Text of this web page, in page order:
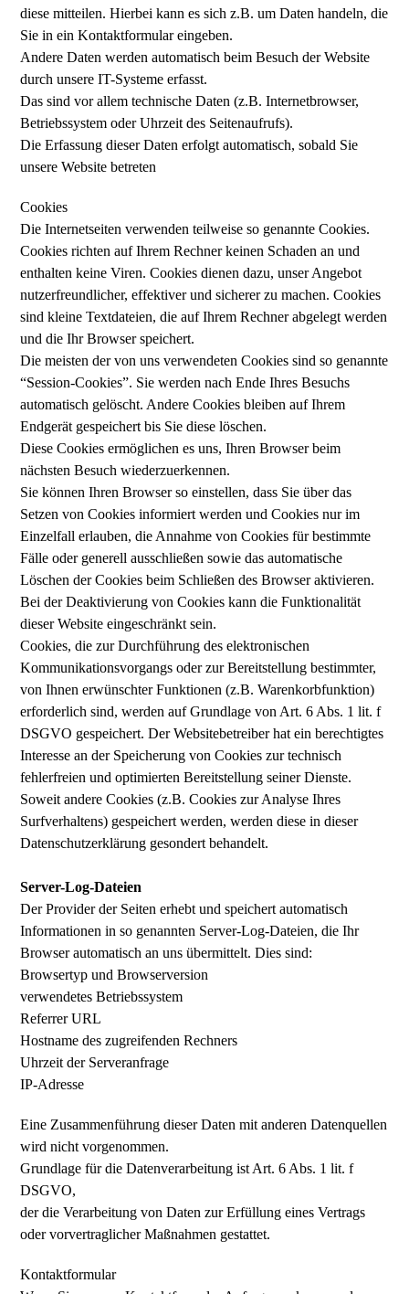
diese mitteilen. Hierbei kann es sich z.B. um Daten handeln, die
Sie in ein Kontaktformular eingeben.
Andere Daten werden automatisch beim Besuch der Website
durch unsere IT-Systeme erfasst.
Das sind vor allem technische Daten (z.B. Internetbrowser,
Betriebssystem oder Uhrzeit des Seitenaufrufs).
Die Erfassung dieser Daten erfolgt automatisch, sobald Sie
unsere Website betreten
Cookies
Die Internetseiten verwenden teilweise so genannte Cookies.
Cookies richten auf Ihrem Rechner keinen Schaden an und
enthalten keine Viren. Cookies dienen dazu, unser Angebot
nutzerfreundlicher, effektiver und sicherer zu machen. Cookies
sind kleine Textdateien, die auf Ihrem Rechner abgelegt werden
und die Ihr Browser speichert.
Die meisten der von uns verwendeten Cookies sind so genannte
“Session-Cookies”. Sie werden nach Ende Ihres Besuchs
automatisch gelöscht. Andere Cookies bleiben auf Ihrem
Endgerät gespeichert bis Sie diese löschen.
Diese Cookies ermöglichen es uns, Ihren Browser beim
nächsten Besuch wiederzuerkennen.
Sie können Ihren Browser so einstellen, dass Sie über das
Setzen von Cookies informiert werden und Cookies nur im
Einzelfall erlauben, die Annahme von Cookies für bestimmte
Fälle oder generell ausschließen sowie das automatische
Löschen der Cookies beim Schließen des Browser aktivieren.
Bei der Deaktivierung von Cookies kann die Funktionalität
dieser Website eingeschränkt sein.
Cookies, die zur Durchführung des elektronischen
Kommunikationsvorgangs oder zur Bereitstellung bestimmter,
von Ihnen erwünschter Funktionen (z.B. Warenkorbfunktion)
erforderlich sind, werden auf Grundlage von Art. 6 Abs. 1 lit. f
DSGVO gespeichert. Der Websitebetreiber hat ein berechtigtes
Interesse an der Speicherung von Cookies zur technisch
fehlerfreien und optimierten Bereitstellung seiner Dienste.
Soweit andere Cookies (z.B. Cookies zur Analyse Ihres
Surfverhaltens) gespeichert werden, werden diese in dieser
Datenschutzerklärung gesondert behandelt.
Server-Log-Dateien
Der Provider der Seiten erhebt und speichert automatisch
Informationen in so genannten Server-Log-Dateien, die Ihr
Browser automatisch an uns übermittelt. Dies sind:
Browsertyp und Browserversion
verwendetes Betriebssystem
Referrer URL
Hostname des zugreifenden Rechners
Uhrzeit der Serveranfrage
IP-Adresse
Eine Zusammenführung dieser Daten mit anderen Datenquellen
wird nicht vorgenommen.
Grundlage für die Datenverarbeitung ist Art. 6 Abs. 1 lit. f
DSGVO,
der die Verarbeitung von Daten zur Erfüllung eines Vertrags
oder vorvertraglicher Maßnahmen gestattet.
Kontaktformular